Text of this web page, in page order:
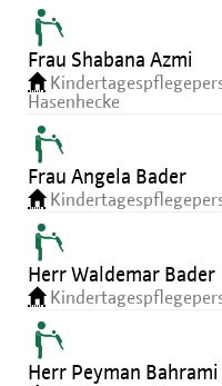
Frau Shabana Azmi
Hasenhecke
Frau Angela Bader
Herr Waldemar Bader
Herr Peyman Bahrami